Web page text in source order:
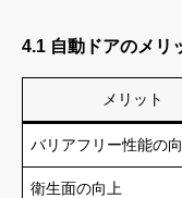
4.1 自動ドアのメリ
メリット
バリアフリー性能の
衛生面の向上